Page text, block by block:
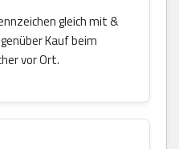
gleich mit &
Kauf beim
vor Ort.